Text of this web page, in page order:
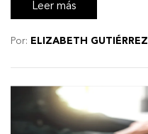
Leer más
Por: ELIZABETH GUTIÉRREZ